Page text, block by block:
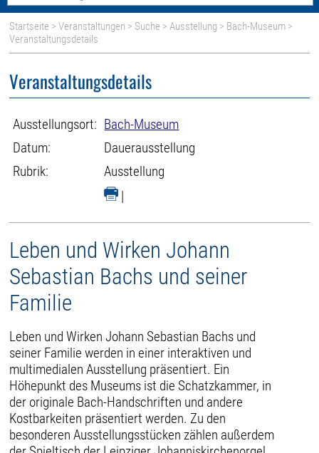
Startseite >Veranstaltungen > Suche >Ausstellung > Bach-Museum >
Veranstaltungsdetails
Veranstaltungsdetails
Ausstellungsort: Bach-Museum
Datum:
Dauerausstellung
Rubrik:
Ausstellung
|
Leben und Wirken Johann
Sebastian Bachs und seiner
Familie
Leben und Wirken Johann Sebastian Bachs und
seiner Familie werden in einer interaktiven und
multimedialen Ausstellung präsentiert. Ein
Höhepunkt des Museums ist die Schatzkammer, in
der originale Bach-Handschriften und andere
Kostbarkeiten präsentiert werden. Zu den
besonderen Ausstellungsstücken zählen außerdem